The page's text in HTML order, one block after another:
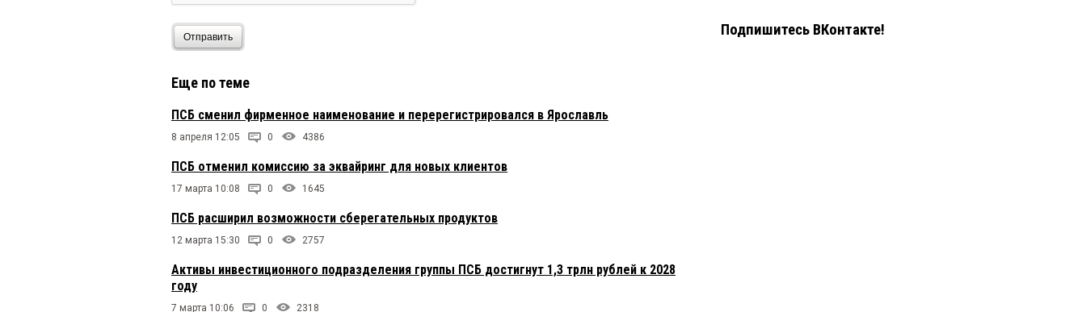
Отправить
Еще по теме
ПСБ сменил фирменное наименование и перерегистрировался в Ярославль
8 апреля 12:05 0 4386
ПСБ отменил комиссию за эквайринг для новых клиентов
17 марта 10:08 0 1645
ПСБ расширил возможности сберегательных продуктов
12 марта 15:30 0 2757
Активы инвестиционного подразделения группы ПСБ достигнут 1,3 трлн рублей к 2028
году
7 марта 10:06 0 2318
Подпишитесь ВКонтакте!